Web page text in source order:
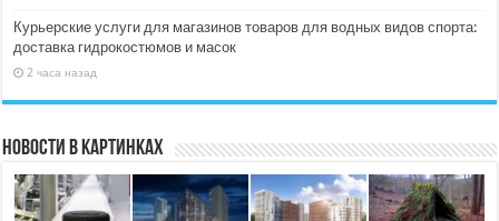
Курьерские услуги для магазинов товаров для водных видов спорта:
доставка гидрокостюмов и масок
2 часа назад
Новости в картинках